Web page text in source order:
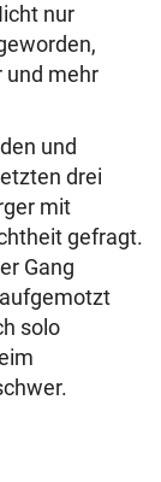
nur
und mehr
und
drei
mit
gefragt.
Gang
solo